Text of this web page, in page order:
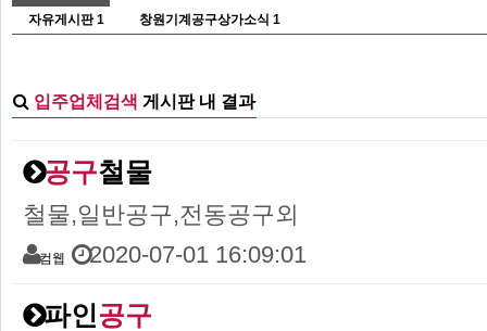
자유게시판 1 창원기계공구상가소식 1
입주업체검색 게시판 내 결과
공구철물
철물,일반공구,전동공구외
컴웹 2020-07-01 16:09:01
파인공구